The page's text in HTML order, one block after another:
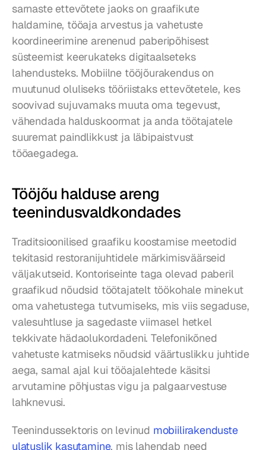
sarnaste ettevõtete jaoks on graafikute
haldamine, tööaja arvestus ja vahetuste
koordineerimine arenenud paberipõhisest
süsteemist keerukateks digitaalseteks
lahendusteks. Mobiilne tööjõurakendus on
muutunud oluliseks tööriistaks ettevõtetele, kes
soovivad sujuvamaks muuta oma tegevust,
vähendada halduskoormat ja anda töötajatele
suuremat paindlikkust ja läbipaistvust
tööaegadega.
Tööjõu halduse areng
teenindusvaldkondades
Traditsioonilised graafiku koostamise meetodid
tekitasid restoranijuhtidele märkimisväärseid
väljakutseid. Kontoriseinte taga olevad paberil
graafikud nõudsid töötajatelt töökohale minekut
oma vahetustega tutvumiseks, mis viis segaduse,
valesuhtluse ja sagedaste viimasel hetkel
tekkivate hädaolukordadeni. Telefonikõned
vahetuste katmiseks nõudsid väärtuslikku juhtide
aega, samal ajal kui tööajalehtede käsitsi
arvutamine põhjustas vigu ja palgaarvestuse
lahknevusi.
Teenindussektoris on levinud mobiilirakenduste
ulatuslik kasutamine, mis lahendab need